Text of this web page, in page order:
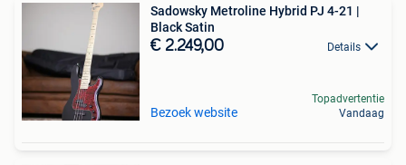
Sadowsky Metroline Hybrid PJ 4-21 |
Black Satin
€ 2.249,00 Details
Bezoek website
Topadvertentie
Vandaag